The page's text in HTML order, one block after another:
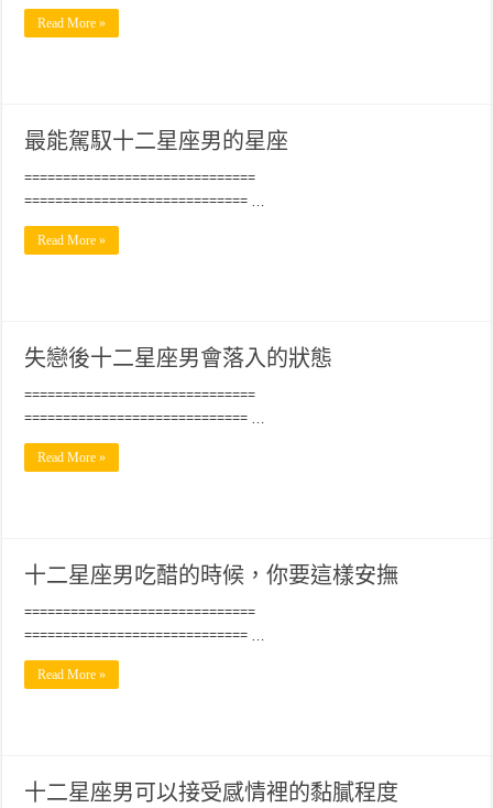
Read More »
最能駕馭十二星座男的星座
==============================
============================= …
Read More »
失戀後十二星座男會落入的狀態
==============================
============================= …
Read More »
十二星座男吃醋的時候，你要這樣安撫
==============================
============================= …
Read More »
十二星座男可以接受感情裡的黏膩程度